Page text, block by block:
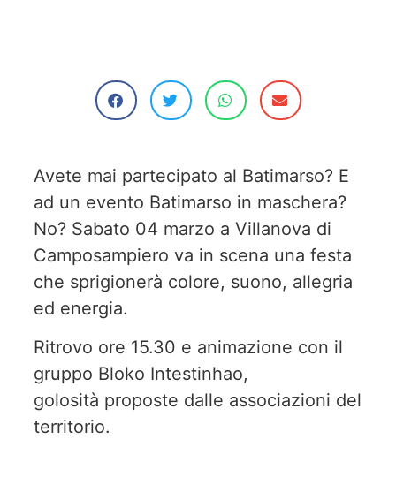
Avete mai partecipato al Batimarso? E
ad un evento Batimarso in maschera?
No? Sabato 04 marzo a Villanova di
Camposampiero va in scena una festa
che sprigionerà colore, suono, allegria
ed energia.
Ritrovo ore 15.30 e animazione con il
gruppo Bloko Intestinhao,
golosità proposte dalle associazioni del
territorio.